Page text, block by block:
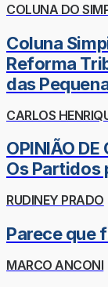
COLUNA DO
Coluna
Reforma
das
CARLOS
OPINIÃO DE
Os Partidos
RUDINEY PRADO
Parece que
MARCO ANCONI